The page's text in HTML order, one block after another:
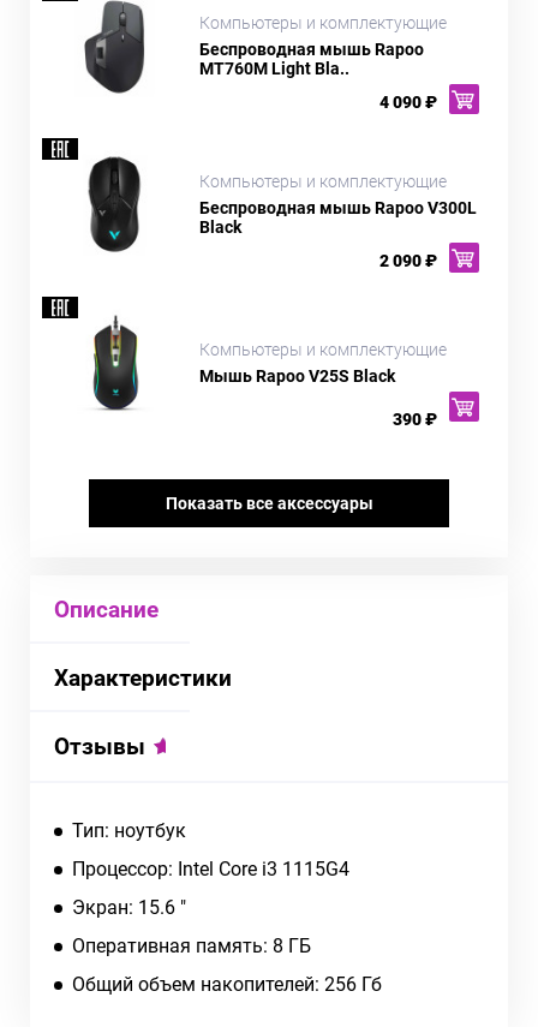
Компьютеры и комплектующие
Беспроводная мышь Rapoo
MT760M Light Bla..
4 090 ₽
Компьютеры и комплектующие
Беспроводная мышь Rapoo V300L
Black
2 090 ₽
Компьютеры и комплектующие
Мышь Rapoo V25S Black
390 ₽
Показать все аксессуары
Описание
Характеристики
Отзывы
Тип: ноутбук
Процессор: Intel Core i3 1115G4
Экран: 15.6 "
Оперативная память: 8 ГБ
Общий объем накопителей: 256 Гб